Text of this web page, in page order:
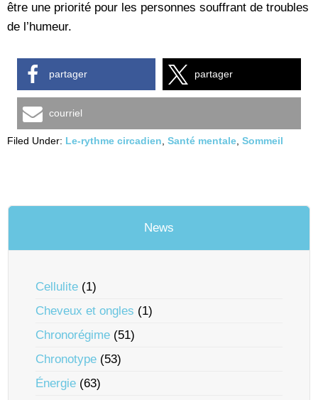
être une priorité pour les personnes souffrant de troubles
de l’humeur.
partager partager
courriel
Filed Under: Le-rythme circadien Santé mentale Sommeil
News
Cellulite (1)
Cheveux et ongles (1)
Chronorégime (51)
Chronotype (53)
Énergie (63)